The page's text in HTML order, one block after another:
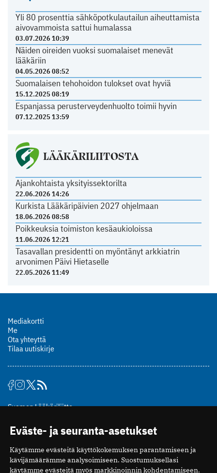
Yli 80 prosenttia sähköpotkulautailun aiheuttamista
aivovammoista sattui humalassa
03.07.2026 10:39
Näiden oireiden vuoksi suomalaiset menevät
lääkäriin
04.05.2026 08:52
Suomalaisen tehohoidon tulokset ovat hyviä
15.12.2025 08:19
Espanjassa perusterveydenhuolto toimii hyvin
07.12.2025 13:59
LÄÄKÄRILIITOSTA
Ajankohtaista yksityissektorilta
22.06.2026 14:26
Kurkista Lääkäripäivien 2027 ohjelmaan
18.06.2026 08:58
Poikkeuksia toimiston kesäaukioloissa
11.06.2026 12:21
Tasavallan presidentti on myöntänyt arkkiatrin
arvonimen Päivi Hietaselle
22.05.2026 11:49
Mediakortti
Me
Ota yhteyttä
Tilaa uutiskirje
Suomen Lääkäriliitto
00510 Helsinki
puh. (09) 393 091
toimitus@potilaanlaakarilehti.fi
Eväste- ja seuranta-asetukset
Käytämme evästeitä käyttökokemuksen parantamiseen ja
kävijämäärämme analysoimiseen. Suostumuksellasi
käytämme evästeitä myös markkinoinnin kohdentamiseen.